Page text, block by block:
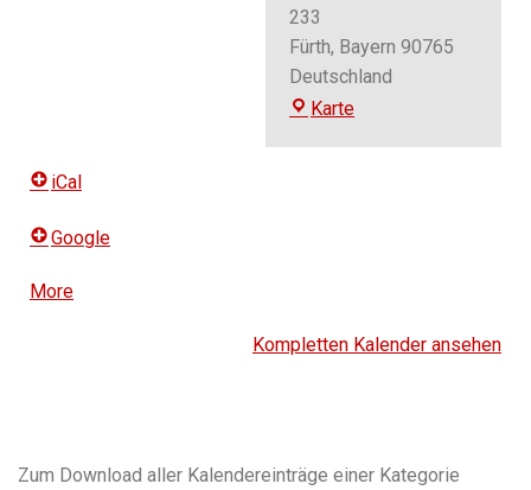
233
Fürth, Bayern 90765
Deutschland
Karte
iCal
Google
More
Kompletten Kalender ansehen
Zum Download aller Kalendereinträge einer Kategorie